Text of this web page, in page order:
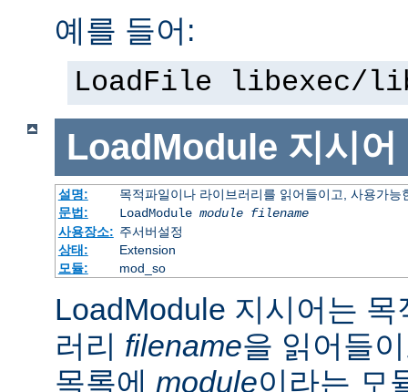
예를 들어:
LoadFile libexec/
LoadModule 지시어
설명:
목적파일이나 라이브러리를 읽어들이고, 사용가능
문법:
LoadModule module filename
사용장소: 주서버설정
상태:
Extension
모듈:
mod_so
LoadModule 지시어는
러리 filename을 읽어들
목록에 module이라는 모